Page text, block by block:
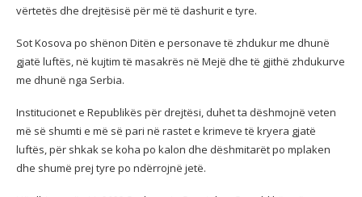
vërtetës dhe drejtësisë për më të dashurit e tyre.
Sot Kosova po shënon Ditën e personave të zhdukur me dhunë
gjatë luftës, në kujtim të masakrës në Mejë dhe të gjithë zhdukurve
me dhunë nga Serbia.
Institucionet e Republikës për drejtësi, duhet ta dëshmojnë veten
më së shumti e më së pari në rastet e krimeve të kryera gjatë
luftës, për shkak se koha po kalon dhe dëshmitarët po mplaken
dhe shumë prej tyre po ndërrojnë jetë.